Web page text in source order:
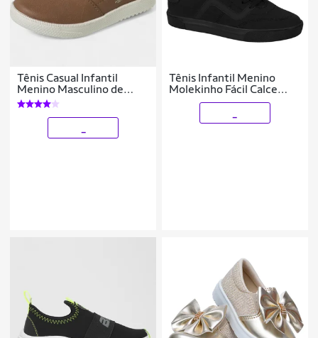
Tênis Casual Infantil
Menino Masculino de
Calce Fácil Confortável
Tênis Infantil Menino
Molekinho Fácil Calce
Original